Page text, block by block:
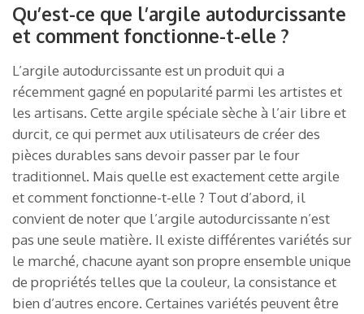
Qu’est-ce que l’argile autodurcissante
et comment fonctionne-t-elle ?
L’argile autodurcissante est un produit qui a
récemment gagné en popularité parmi les artistes et
les artisans. Cette argile spéciale sèche à l’air libre et
durcit, ce qui permet aux utilisateurs de créer des
pièces durables sans devoir passer par le four
traditionnel. Mais quelle est exactement cette argile
et comment fonctionne-t-elle ? Tout d’abord, il
convient de noter que l’argile autodurcissante n’est
pas une seule matière. Il existe différentes variétés sur
le marché, chacune ayant son propre ensemble unique
de propriétés telles que la couleur, la consistance et
bien d’autres encore. Certaines variétés peuvent être